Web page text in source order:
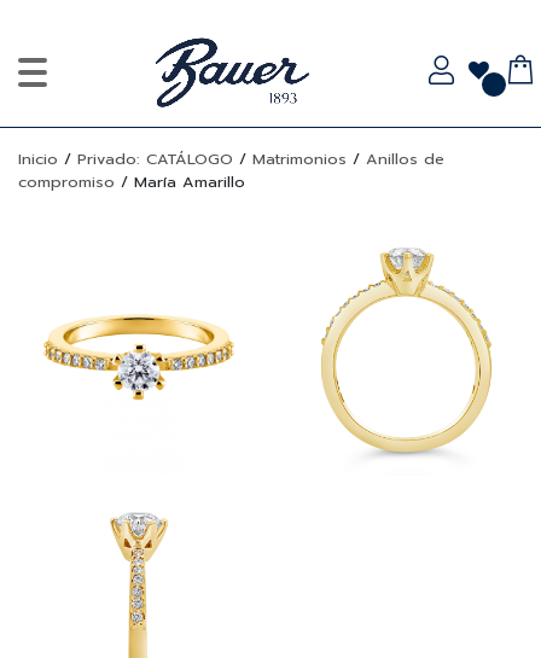
Inicio / Privado: CATÁLOGO / Matrimonios / Anillos de
compromiso / María Amarillo